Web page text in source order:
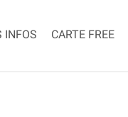
INFOS CARTE FREE